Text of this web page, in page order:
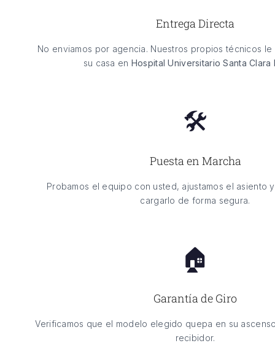
Entrega Directa
No enviamos por agencia. Nuestros propios técnicos
su casa en Hospital Universitario Santa Clara
🛠️
Puesta en Marcha
Probamos el equipo con usted, ajustamos el asiento
cargarlo de forma segura.
🏠
Garantía de Giro
Verificamos que el modelo elegido quepa en su
recibidor.